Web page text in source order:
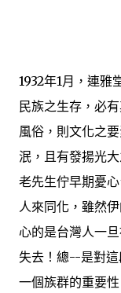
1932年1月，連雅
民族之生存，必
風俗，則文化之
泯，且有發揚光
老先生佇早期憂
人來同化，雖然
心的是台灣人一
失去！總--是對
一個族群的重要